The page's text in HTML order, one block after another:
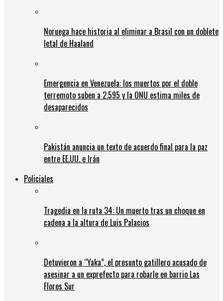
Noruega hace historia al eliminar a Brasil con un doblete
letal de Haaland
Emergencia en Venezuela: los muertos por el doble
terremoto suben a 2.595 y la ONU estima miles de
desaparecidos
Pakistán anuncia un texto de acuerdo final para la paz
entre EE.UU. e Irán
Policiales
Tragedia en la ruta 34: Un muerto tras un choque en
cadena a la altura de Luis Palacios
Detuvieron a “Yaka”, el presunto gatillero acusado de
asesinar a un exprefecto para robarle en barrio Las
Flores Sur